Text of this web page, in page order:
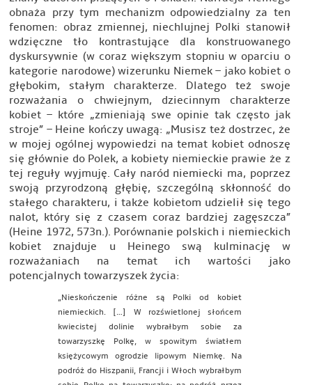
obnaża przy tym mechanizm odpowiedzialny za ten
fenomen: obraz zmiennej, niechlujnej Polki stanowił
wdzięczne tło kontrastujące dla konstruowanego
dyskursywnie (w coraz większym stopniu w oparciu o
kategorie narodowe) wizerunku Niemek – jako kobiet o
głębokim, stałym charakterze. Dlatego też swoje
rozważania o chwiejnym, dziecinnym charakterze
kobiet – które „zmieniają swe opinie tak często jak
stroje” – Heine kończy uwagą: „Musisz też dostrzec, że
w mojej ogólnej wypowiedzi na temat kobiet odnoszę
się głównie do Polek, a kobiety niemieckie prawie że z
tej reguły wyjmuję. Cały naród niemiecki ma, poprzez
swoją przyrodzoną głębię, szczególną skłonność do
stałego charakteru, i także kobietom udzielił się tego
nalot, który się z czasem coraz bardziej zagęszcza”
(Heine 1972, 573n.). Porównanie polskich i niemieckich
kobiet znajduje u Heinego swą kulminację w
rozważaniach na temat ich wartości jako
potencjalnych towarzyszek życia:
„Nieskończenie różne są Polki od kobiet
niemieckich. […] W rozświetlonej słońcem
kwiecistej dolinie wybrałbym sobie za
towarzyszkę Polkę, w spowitym światłem
księżycowym ogrodzie lipowym Niemkę. Na
podróż do Hiszpanii, Francji i Włoch wybrałbym